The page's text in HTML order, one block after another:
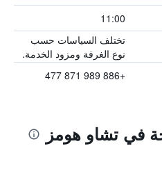
11:00
تختلف السياسات حسب
نوع الغرفة ومزود الخدمة.
+886 989 871 477
في تشاو هومز